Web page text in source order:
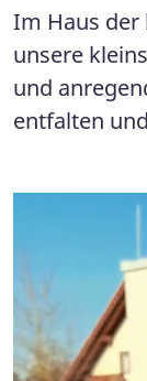
Im Haus der
unsere
und
entfalten